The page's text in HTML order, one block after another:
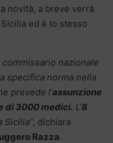
novità, a breve verrà
ed è lo stesso
nazionale
specifica norma nella
prevede l’assunzione
di 3000 medici. L’8
Sicilia“, dichiara
Razza.